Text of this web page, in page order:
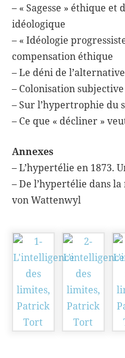
– « Sagesse » éthique
idéologique
– « Idéologie
compensation éthique
– Le déni de l’alternative
– Colonisation
– Sur l’hypertrophie du
– Ce que « décliner »
Annexes
– L’hypertélie en 1873.
– De l’hypertélie dans
von Wattenwyl